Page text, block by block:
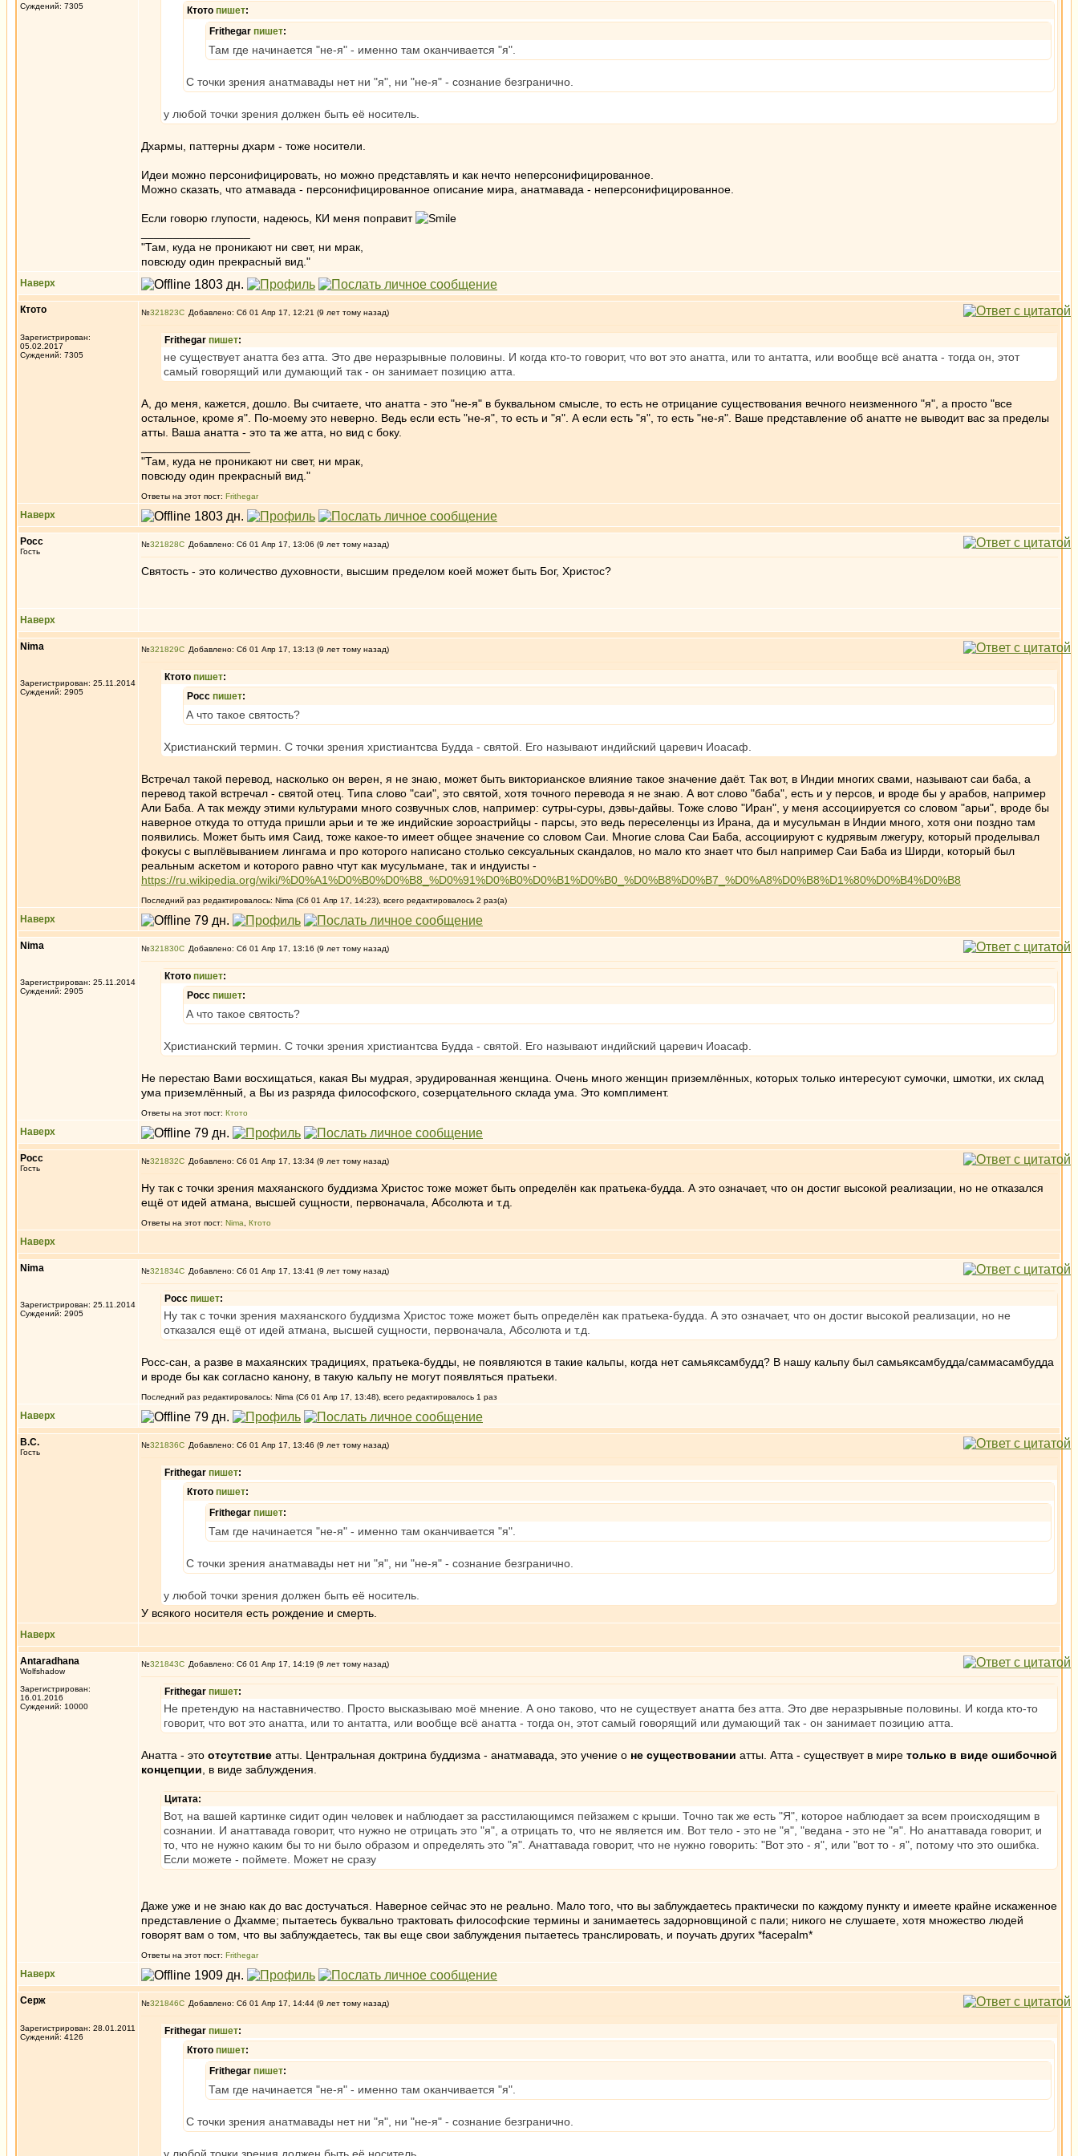
Суждений: 7305
Ктото пишет:
Frithegar пишет:
Там где начинается "не-я" - именно там оканчивается "я".
С точки зрения анатмавады нет ни "я", ни "не-я" - сознание безгранично.
у любой точки зрения должен быть её носитель.
Дхармы, паттерны дхарм - тоже носители.
Идеи можно персонифицировать, но можно представлять и как нечто неперсонифицированное.
Можно сказать, что атмавада - персонифицированное описание мира, анатмавада - неперсонифицированное.
Если говорю глупости, надеюсь, КИ меня поправит
"Там, куда не проникают ни свет, ни мрак,
повсюду один прекрасный вид."
Наверх
Ктото
Зарегистрирован:
05.02.2017
Суждений: 7305
№321823 Добавлено: Сб 01 Апр 17, 12:21 (9 лет тому назад)
Frithegar пишет:
не существует анатта без атта. Это две неразрывные половины. И когда кто-то говорит, что вот это анатта, или то антатта, или вообще всё анатта - тогда он, этот
самый говорящий или думающий так - он занимает позицию атта.
А, до меня, кажется, дошло. Вы считаете, что анатта - это "не-я" в буквальном смысле, то есть не отрицание существования вечного неизменного "я", а просто "все
остальное, кроме я". По-моему это неверно. Ведь если есть "не-я", то есть и "я". А если есть "я", то есть "не-я". Ваше представление об анатте не выводит вас за пределы
атты. Ваша анатта - это та же атта, но вид с боку.
"Там, куда не проникают ни свет, ни мрак,
повсюду один прекрасный вид."
Ответы на этот пост: Frithegar
Наверх
Росс
Гость
№321828 Добавлено: Сб 01 Апр 17, 13:06 (9 лет тому назад)
Святость - это количество духовности, высшим пределом коей может быть Бог, Христос?
Наверх
Nima
Зарегистрирован: 25.11.2014
Суждений: 2905
№321829 Добавлено: Сб 01 Апр 17, 13:13 (9 лет тому назад)
Ктото пишет:
Росс пишет:
А что такое святость?
Христианский термин. С точки зрения христиантсва Будда - святой. Его называют индийский царевич Иоасаф.
Встречал такой перевод, насколько он верен, я не знаю, может быть викторианское влияние такое значение даёт. Так вот, в Индии многих свами, называют саи баба, а
перевод такой встречал - святой отец. Типа слово "саи", это святой, хотя точного перевода я не знаю. А вот слово "баба", есть и у персов, и вроде бы у арабов, например
Али Баба. А так между этими культурами много созвучных слов, например: сутры-суры, дэвы-дайвы. Тоже слово "Иран", у меня ассоциируется со словом "арьи", вроде бы
наверное откуда то оттуда пришли арьи и те же индийские зороастрийцы - парсы, это ведь переселенцы из Ирана, да и мусульман в Индии много, хотя они поздно там
появились. Может быть имя Саид, тоже какое-то имеет общее значение со словом Саи. Многие слова Саи Баба, ассоциируют с кудрявым лжегуру, который проделывал
фокусы с выплёвыванием лингама и про которого написано столько сексуальных скандалов, но мало кто знает что был например Саи Баба из Ширди, который был
реальным аскетом и которого равно чтут как мусульмане, так и индуисты -
https://ru.wikipedia.org/wiki/%D0%A1%D0%B0%D0%B8_%D0%91%D0%B0%D0%B1%D0%B0_%D0%B8%D0%B7_%D0%A8%D0%B8%D1%80%D0%B4%D0%B8
Последний раз редактировалось: Nima (Сб 01 Апр 17, 14:23), всего редактировалось 2 раз(а)
Наверх
Nima
Зарегистрирован: 25.11.2014
Суждений: 2905
№321830 Добавлено: Сб 01 Апр 17, 13:16 (9 лет тому назад)
Ктото пишет:
Росс пишет:
А что такое святость?
Христианский термин. С точки зрения христиантсва Будда - святой. Его называют индийский царевич Иоасаф.
Не перестаю Вами восхищаться, какая Вы мудрая, эрудированная женщина. Очень много женщин приземлённых, которых только интересуют сумочки, шмотки, их склад
ума приземлённый, а Вы из разряда философского, созерцательного склада ума. Это комплимент.
Ответы на этот пост: Ктото
Наверх
Росс
Гость
№321832 Добавлено: Сб 01 Апр 17, 13:34 (9 лет тому назад)
Ну так с точки зрения махяанского буддизма Христос тоже может быть определён как пратьека-будда. А это означает, что он достиг высокой реализации, но не отказался
ещё от идей атмана, высшей сущности, первоначала, Абсолюта и т.д.
Ответы на этот пост: Nima Ктото
Наверх
Nima
Зарегистрирован: 25.11.2014
Суждений: 2905
№321834 Добавлено: Сб 01 Апр 17, 13:41 (9 лет тому назад)
Росс пишет:
Ну так с точки зрения махяанского буддизма Христос тоже может быть определён как пратьека-будда. А это означает, что он достиг высокой реализации, но не
отказался ещё от идей атмана, высшей сущности, первоначала, Абсолюта и т.д.
Росс-сан, а разве в махаянских традициях, пратьека-будды, не появляются в такие кальпы, когда нет самьяксамбудд? В нашу кальпу был самьяксамбудда/саммасамбудда
и вроде бы как согласно канону, в такую кальпу не могут появляться пратьеки.
Последний раз редактировалось: Nima (Сб 01 Апр 17, 13:48), всего редактировалось 1 раз
Наверх
В.С.
Гость
№321836 Добавлено: Сб 01 Апр 17, 13:46 (9 лет тому назад)
Frithegar пишет:
Ктото пишет:
Frithegar пишет:
Там где начинается "не-я" - именно там оканчивается "я".
С точки зрения анатмавады нет ни "я", ни "не-я" - сознание безгранично.
у любой точки зрения должен быть её носитель.
У всякого носителя есть рождение и смерть.
Наверх
Antaradhana
Wolfshadow
Зарегистрирован:
16.01.2016
Суждений: 10000
№321843 Добавлено: Сб 01 Апр 17, 14:19 (9 лет тому назад)
Frithegar пишет:
Не претендую на наставничество. Просто высказываю моё мнение. А оно таково, что не существует анатта без атта. Это две неразрывные половины. И когда кто-то
говорит, что вот это анатта, или то антатта, или вообще всё анатта - тогда он, этот самый говорящий или думающий так - он занимает позицию атта.
Анатта - это отсутствие атты. Центральная доктрина буддизма - анатмавада, это учение о не существовании атты. Атта - существует в мире только в виде ошибочной
концепции , в виде заблуждения.
Цитата:
Вот, на вашей картинке сидит один человек и наблюдает за расстилающимся пейзажем с крыши. Точно так же есть "Я", которое наблюдает за всем происходящим в
сознании. И анаттавада говорит, что нужно не отрицать это "я", а отрицать то, что не является им. Вот тело - это не "я", "ведана - это не "я". Но анаттавада говорит, и
то, что не нужно каким бы то ни было образом и определять это "я". Анаттавада говорит, что не нужно говорить: "Вот это - я", или "вот то - я", потому что это ошибка.
Если можете - поймете. Может не сразу
Даже уже и не знаю как до вас достучаться. Наверное сейчас это не реально. Мало того, что вы заблуждаетесь практически по каждому пункту и имеете крайне искаженное
представление о Дхамме; пытаетесь буквально трактовать философские термины и занимаетесь задорновщиной с пали; никого не слушаете, хотя множество людей
говорят вам о том, что вы заблуждаетесь, так вы еще свои заблуждения пытаетесь транслировать, и поучать других *facepalm*
Ответы на этот пост: Frithegar
Наверх
Серж
Зарегистрирован: 28.01.2011
Суждений: 4126
№321846 Добавлено: Сб 01 Апр 17, 14:44 (9 лет тому назад)
Frithegar пишет:
Ктото пишет:
Frithegar пишет:
Там где начинается "не-я" - именно там оканчивается "я".
С точки зрения анатмавады нет ни "я", ни "не-я" - сознание безгранично.